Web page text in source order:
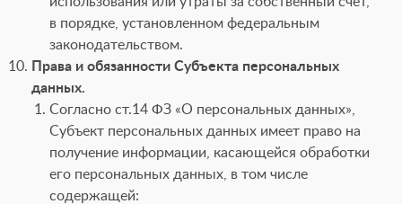
в порядке, установленном федеральным
законодательством.
Права и обязанности Субъекта персональных
данных.
Согласно ст.14 ФЗ «О персональных данных»,
Субъект персональных данных имеет право на
получение информации, касающейся обработки
его персональных данных, в том числе
содержащей: